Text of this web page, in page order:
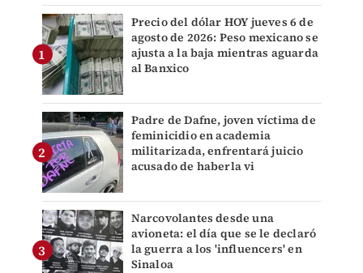
Precio del dólar HOY jueves 6 de
agosto de 2026: Peso mexicano se
ajusta a la baja mientras aguarda
al Banxico
Padre de Dafne, joven víctima de
feminicidio en academia
militarizada, enfrentará juicio
acusado de haberla vi
Narcovolantes desde una
avioneta: el día que se le declaró
la guerra a los 'influencers' en
Sinaloa